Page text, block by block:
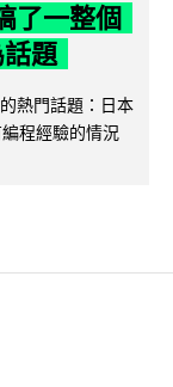
了一整個
題
熱門話題：日本
程經驗的情況